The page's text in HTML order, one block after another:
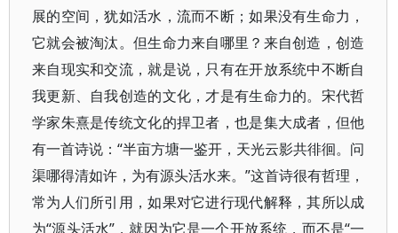
展的空间，犹如活水，流而不断；如果没有生命力，
它就会被淘汰。但生命力来自哪里？来自创造，创造
来自现实和交流，就是说，只有在开放系统中不断自
我更新、自我创造的文化，才是有生命力的。宋代哲
学家朱熹是传统文化的捍卫者，也是集大成者，但他
有一首诗说：“半亩方塘一鉴开，天光云影共徘徊。问
渠哪得清如许，为有源头活水来。”这首诗很有哲理，
常为人们所引用，如果对它进行现代解释，其所以成
为“源头活水”，就因为它是一个开放系统，而不是“一